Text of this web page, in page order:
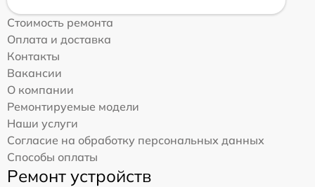
Стоимость ремонта
Оплата и доставка
Контакты
Вакансии
О компании
Ремонтируемые модели
Наши услуги
Согласие на обработку персональных данных
Способы оплаты
Ремонт устройств